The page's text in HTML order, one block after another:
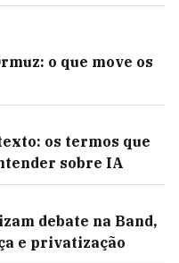
o que move os
os termos que
sobre IA
debate na Band,
e privatização